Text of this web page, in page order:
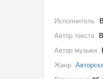
Исполнитель
Автор текста
Автор музыки
Жанр